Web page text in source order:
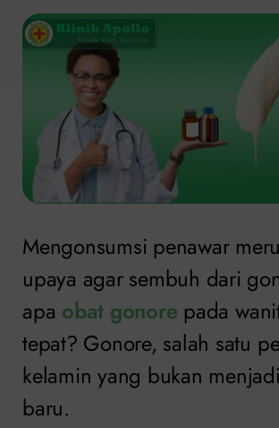
Mengonsumsi penawar
upaya agar sembuh dari
apa obat gonore pada
tepat? Gonore, salah satu
kelamin yang bukan
baru.